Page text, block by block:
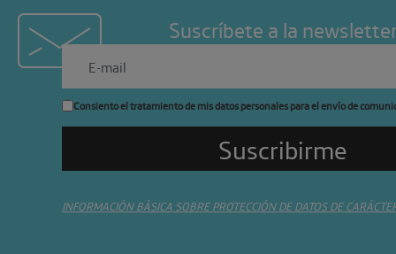
Suscríbete a la
Consiento el tratamiento de mis datos personales para el envío de
INFORMACIÓN BÁSICA SOBRE PROTECCIÓN DE DATOS DE